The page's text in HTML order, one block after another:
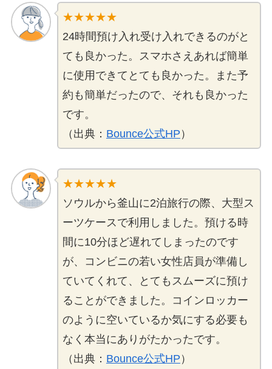
★★★★★
24時間預け入れ受け入れできるのがと
ても良かった。スマホさえあれば簡単
に使用できてとても良かった。また予
約も簡単だったので、それも良かった
です。
（出典： Bounce公式HP ）
★★★★★
ソウルから釜山に2泊旅行の際、大型ス
ーツケースで利用しました。預ける時
間に10分ほど遅れてしまったのです
が、コンビニの若い女性店員が準備し
ていてくれて、とてもスムーズに預け
ることができました。コインロッカー
のように空いているか気にする必要も
なく本当にありがたかったです。
（出典： Bounce公式HP ）